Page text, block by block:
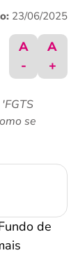
23/06/2025
A
-
A
+
se
de